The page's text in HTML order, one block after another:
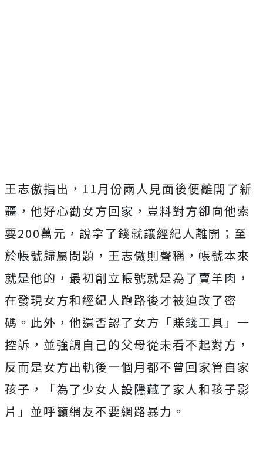
王志傲指出，11月份兩人見面後便離開了新
疆，他好心勸女方回家，豈料對方卻向他索
要200萬元，說拿了錢就讓經紀人離開；至
於帳號歸屬問題，王志傲則聲稱，帳號本來
就是他的，最初創立帳號就是為了賣羊肉，
在發現女方和經紀人跑路後才被迫改了密
碼。此外，他還否認了女方「賺錢工具」一
控訴，並強調自己的父母從未看不起對方，
反而是女方出軌後一個月都不曾回家管自家
孩子，「為了少女人設隱藏了家人和孩子影
片」並呼籲網友不要網路暴力。